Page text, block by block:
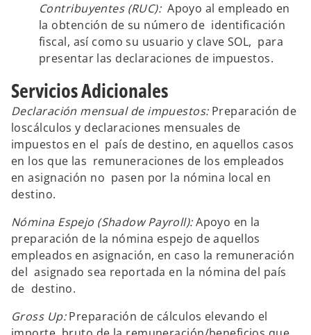
Contribuyentes (RUC): Apoyo al empleado en
la obtención de su número de identificación
fiscal, así como su usuario y clave SOL, para
presentar las declaraciones de impuestos.
Servicios Adicionales
Declaración mensual de impuestos:Preparación de
loscálculos y declaraciones mensuales de
impuestos en el país de destino, en aquellos casos
en los que las remuneraciones de los empleados
en asignación no pasen por la nómina local en
destino.
Nómina Espejo (Shadow Payroll):Apoyo en la
preparación de la nómina espejo de aquellos
empleados en asignación, en caso la remuneración
del asignado sea reportada en la nómina del país
de destino.
Gross Up:Preparación de cálculos elevando el